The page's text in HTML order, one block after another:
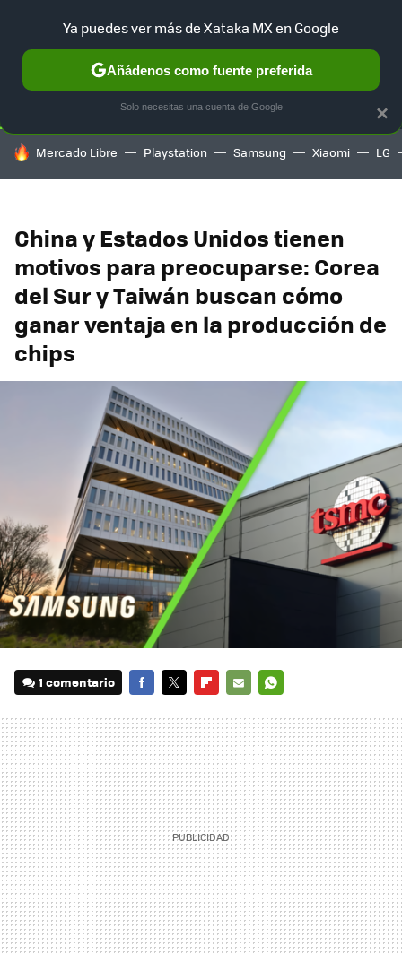
SELECCIÓN GAMING HOME AUTO TERRITORIO
HOY SE HABLA DE
Mercado Libre Playstation Samsung Xiaomi LG
China y Estados Unidos tienen
motivos para preocuparse: Corea
del Sur y Taiwán buscan cómo
ganar ventaja en la producción de
chips
1 comentario
MAIL
×
Ya puedes ver más de Xataka MX en Google
Añádenos como fuente preferida
Solo necesitas una cuenta de Google